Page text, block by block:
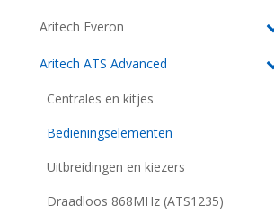
Aritech Everon
Aritech ATS Advanced
Centrales en kitjes
Bedieningselementen
Uitbreidingen en kiezers
Draadloos 868MHz (ATS1235)